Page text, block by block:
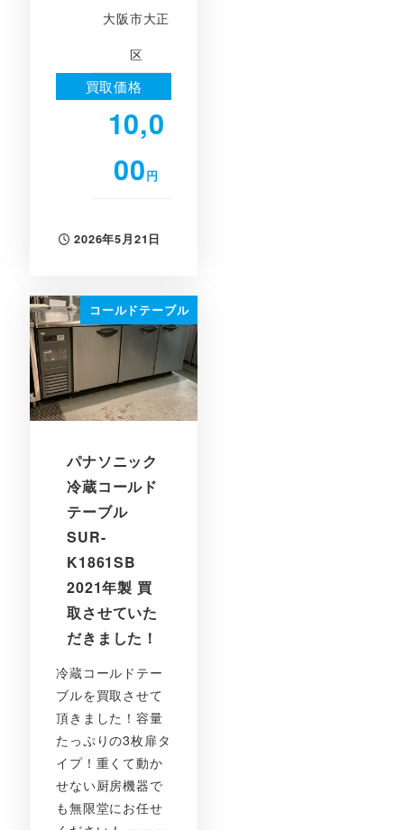
大阪市大正
区
買取価格
10,0
00円
投稿日
2026年5月21日
コールドテーブル
パナソニック
冷蔵コールド
テーブル
SUR-
K1861SB
2021年製 買
取させていた
だきました！
冷蔵コールドテー
ブルを買取させて
頂きました！容量
たっぷりの3枚扉タ
イプ！重くて動か
せない厨房機器で
も無限堂にお任せ